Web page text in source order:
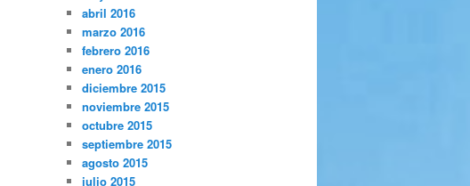
abril 2016
marzo 2016
febrero 2016
enero 2016
diciembre 2015
noviembre 2015
octubre 2015
septiembre 2015
agosto 2015
julio 2015